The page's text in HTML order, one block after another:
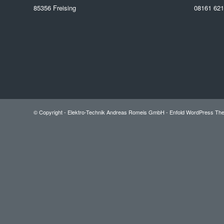
85356 Freising
08161
© Copyright - Elektro-Technik Andreas Romeis GmbH - Enfold WordPress